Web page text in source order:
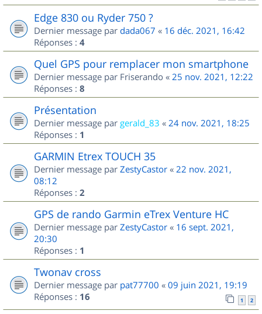
Edge 830 ou Ryder 750 ?
Dernier message par dada067 « 16 déc. 2021, 16:42
Réponses : 4
Quel GPS pour remplacer mon smartphone
Dernier message par Friserando « 25 nov. 2021, 12:22
Réponses : 8
Présentation
Dernier message par gerald_83 « 24 nov. 2021, 18:25
Réponses : 1
GARMIN Etrex TOUCH 35
Dernier message par ZestyCastor « 22 nov. 2021,
08:12
Réponses : 2
GPS de rando Garmin eTrex Venture HC
Dernier message par ZestyCastor « 16 sept. 2021,
20:30
Réponses : 1
Twonav cross
Dernier message par pat77700 « 09 juin 2021, 19:19
Réponses : 16 1 2